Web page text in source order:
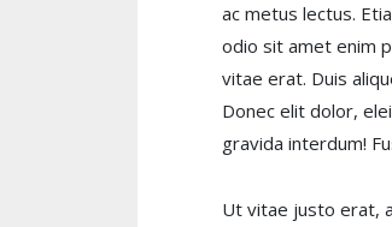
ac metus lectus.
odio sit amet enim
vitae erat. Duis
Donec elit dolor,
gravida interdum!
Ut vitae justo erat,